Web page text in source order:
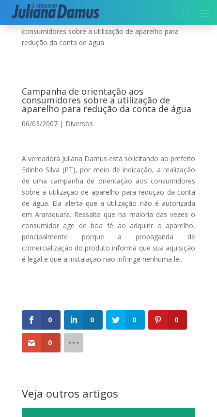
Início|Diversos|Campanha de orientação aos
consumidores sobre a utilização de aparelho para
redução da conta de água
Campanha de orientação aos
consumidores sobre a utilização de
aparelho para redução da conta de água
06/03/2007| Diversos
A vereadora Juliana Damus está solicitando ao prefeito
Edinho Silva (PT), por meio de indicação, a realização
de uma campanha de orientação aos consumidores
sobre a utilização de aparelho para redução da conta
de água. Ela alerta que a utilização não é autorizada
em Araraquara. Ressalta que na maioria das vezes o
consumidor age de boa fé ao adquirir o aparelho,
principalmente porque a propaganda de
comercialização do produto informa que sua aquisição
é legal e que a instalação não infringe nenhuma lei.
0 0 0 0
0
Veja outros artigos